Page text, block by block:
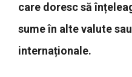
care doresc să
sume în alte valute
internaționale.